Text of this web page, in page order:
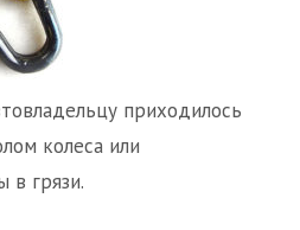
приходилось
колеса или
в грязи.